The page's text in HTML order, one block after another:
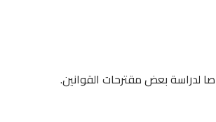
لدراسة بعض مقترحات القوانين.